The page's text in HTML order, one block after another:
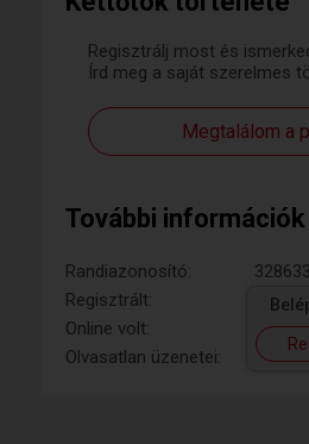
Regisztrálj most és
Írd meg a saját szerelmes
Megtalálom a
További információk
Randiazonosító:
Regisztrált:
Online volt:
Olvasatlan üzenetei: